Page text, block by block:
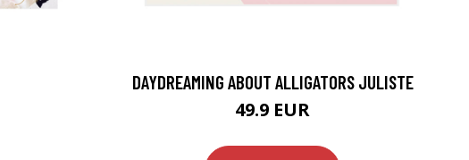
DAYDREAMING ABOUT ALLIGATORS JULISTE
49.9 EUR